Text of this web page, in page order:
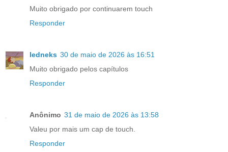
Muito obrigado por continuarem touch
Responder
ledneks 30 de maio de 2026 às 16:51
Muito obrigado pelos capítulos
Responder
Anônimo 31 de maio de 2026 às 13:58
Valeu por mais um cap de touch.
Responder